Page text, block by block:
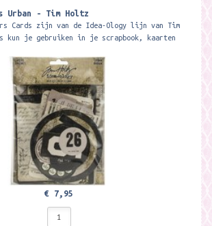
Urban - Tim Holtz
Cards zijn van de Idea-Ology lijn van Tim
kun je gebruiken in je scrapbook, kaarten
€ 7,95